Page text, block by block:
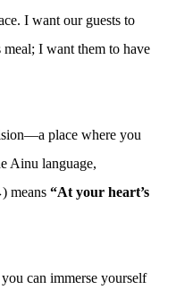
I want our guests to
I want them to have
place where you
Ainu language,
means “At your heart’s
can immerse yourself